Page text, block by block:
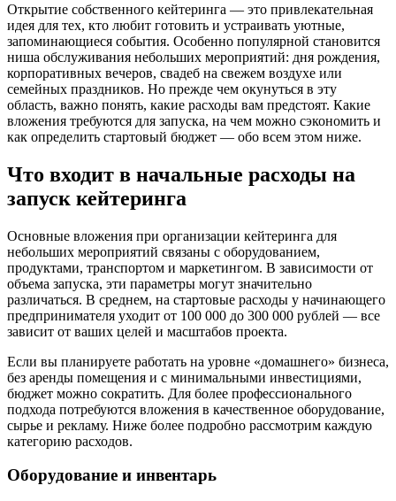
Открытие собственного кейтеринга — это привлекательная
идея для тех, кто любит готовить и устраивать уютные,
запоминающиеся события. Особенно популярной становится
ниша обслуживания небольших мероприятий: дня рождения,
корпоративных вечеров, свадеб на свежем воздухе или
семейных праздников. Но прежде чем окунуться в эту
область, важно понять, какие расходы вам предстоят. Какие
вложения требуются для запуска, на чем можно сэкономить и
как определить стартовый бюджет — обо всем этом ниже.
Что входит в начальные расходы на
запуск кейтеринга
Основные вложения при организации кейтеринга для
небольших мероприятий связаны с оборудованием,
продуктами, транспортом и маркетингом. В зависимости от
объема запуска, эти параметры могут значительно
различаться. В среднем, на стартовые расходы у начинающего
предпринимателя уходит от 100 000 до 300 000 рублей — все
зависит от ваших целей и масштабов проекта.
Если вы планируете работать на уровне «домашнего» бизнеса,
без аренды помещения и с минимальными инвестициями,
бюджет можно сократить. Для более профессионального
подхода потребуются вложения в качественное оборудование,
сырье и рекламу. Ниже более подробно рассмотрим каждую
категорию расходов.
Оборудование и инвентарь